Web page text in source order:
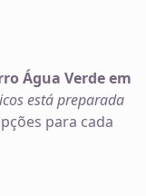
Água Verde em
está preparada
para cada